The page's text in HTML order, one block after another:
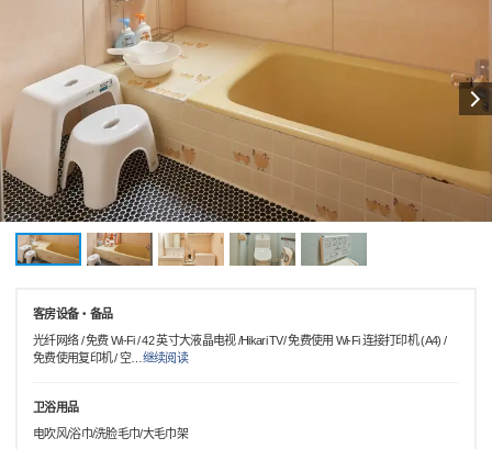
客房设备・备品
光纤网络 / 免费 Wi-Fi / 42 英寸大液晶电视 /Hikari TV/ 免费使用 Wi-Fi 连接打印机 (A4) /
免费使用复印机 / 空… 继续阅读
卫浴用品
电吹风/浴巾/洗脸毛巾/大毛巾架